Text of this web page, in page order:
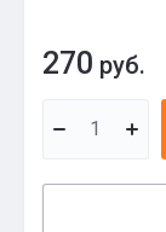
270 руб.